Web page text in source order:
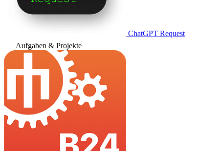
ChatGPT Request
Aufgaben & Projekte